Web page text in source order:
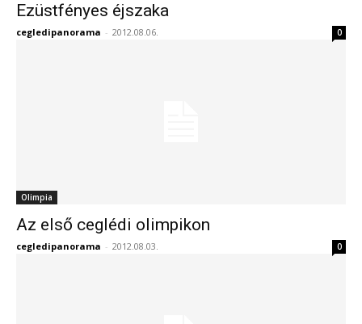
Ezüstfényes éjszaka
cegledipanorama - 2012.08.06. 0
Olimpia
Az első ceglédi olimpikon
cegledipanorama - 2012.08.03. 0